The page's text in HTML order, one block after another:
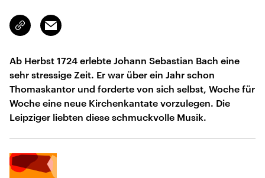
Link
kopieren/teilen
Email
Ab Herbst 1724 erlebte Johann Sebastian Bach eine
sehr stressige Zeit. Er war über ein Jahr schon
Thomaskantor und forderte von sich selbst, Woche für
Woche eine neue Kirchenkantate vorzulegen. Die
Leipziger liebten diese schmuckvolle Musik.